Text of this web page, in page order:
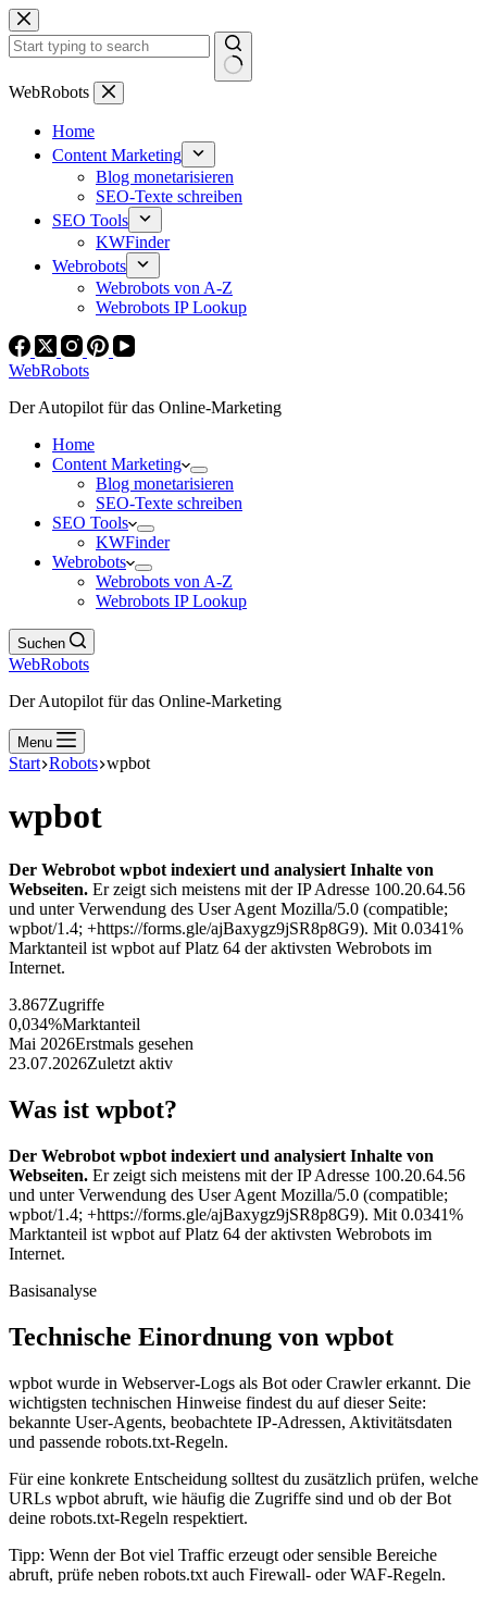
Zum
Inhalt
springen
Keine
WebRobots
Home
Content Marketing
Blog monetarisieren
SEO-Texte schreiben
SEO Tools
KWFinder
Webrobots
Webrobots von A-Z
Webrobots IP Lookup
WebRobots
Der Autopilot für das Online-Marketing
Home
Content Marketing
Blog monetarisieren
SEO-Texte schreiben
SEO Tools
KWFinder
Webrobots
Webrobots von A-Z
Webrobots IP Lookup
Suchen
WebRobots
Der Autopilot für das Online-Marketing
Menu
Start Robots wpbot
wpbot
Der Webrobot wpbot indexiert und analysiert Inhalte von
Webseiten. Er zeigt sich meistens mit der IP Adresse 100.20.64.56
und unter Verwendung des User Agent Mozilla/5.0 (compatible;
wpbot/1.4; +https://forms.gle/ajBaxygz9jSR8p8G9). Mit 0.0341%
Marktanteil ist wpbot auf Platz 64 der aktivsten Webrobots im
Internet.
3.867Zugriffe
0,034%Marktanteil
Mai 2026Erstmals gesehen
23.07.2026Zuletzt aktiv
Was ist wpbot?
Der Webrobot wpbot indexiert und analysiert Inhalte von
Webseiten. Er zeigt sich meistens mit der IP Adresse 100.20.64.56
und unter Verwendung des User Agent Mozilla/5.0 (compatible;
wpbot/1.4; +https://forms.gle/ajBaxygz9jSR8p8G9). Mit 0.0341%
Marktanteil ist wpbot auf Platz 64 der aktivsten Webrobots im
Internet.
Basisanalyse
Technische Einordnung von wpbot
wpbot wurde in Webserver-Logs als Bot oder Crawler erkannt. Die
wichtigsten technischen Hinweise findest du auf dieser Seite:
bekannte User-Agents, beobachtete IP-Adressen, Aktivitätsdaten
und passende robots.txt-Regeln.
Für eine konkrete Entscheidung solltest du zusätzlich prüfen, welche
URLs wpbot abruft, wie häufig die Zugriffe sind und ob der Bot
deine robots.txt-Regeln respektiert.
Tipp: Wenn der Bot viel Traffic erzeugt oder sensible Bereiche
abruft, prüfe neben robots.txt auch Firewall- oder WAF-Regeln.